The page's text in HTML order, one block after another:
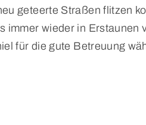
geteerte Straßen flitzen
immer wieder in Erstaunen
für die gute Betreuung